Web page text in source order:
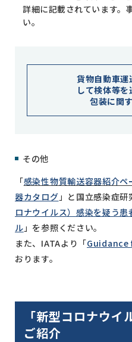
詳細に記載されています。
い。
貨物自動車運
して検体等
包装に関
その他
「感染性物質輸送容器紹介ペ
器カタログ」と国立感染症研
ロナウイルス）感染を疑う
ル」を参照ください。
また、IATAより「
おります。
「新型コロナウ
ご紹介